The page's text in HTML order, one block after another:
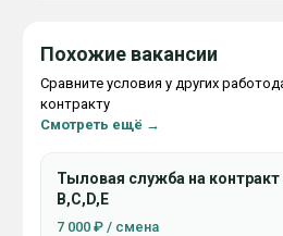
Похожие вакансии
Сравните условия у других
контракту
Смотреть ещё →
Тыловая служба на
В,С,D,Е
7 000 ₽ / смена